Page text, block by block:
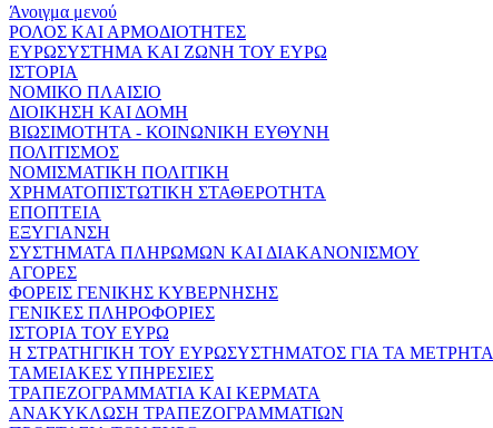
Άνοιγμα μενού
ΡΟΛΟΣ ΚΑΙ ΑΡΜΟΔΙΟΤΗΤΕΣ
ΕΥΡΩΣΥΣΤΗΜΑ ΚΑΙ ΖΩΝΗ ΤΟΥ ΕΥΡΩ
ΙΣΤΟΡΙΑ
ΝΟΜΙΚΟ ΠΛΑΙΣΙΟ
ΔΙΟΙΚΗΣΗ ΚΑΙ ΔΟΜΗ
ΒΙΩΣΙΜΟΤΗΤΑ - ΚΟΙΝΩΝΙΚΗ ΕΥΘΥΝΗ
ΠΟΛΙΤΙΣΜΟΣ
ΝΟΜΙΣΜΑΤΙΚΗ ΠΟΛΙΤΙΚΗ
ΧΡΗΜΑΤΟΠΙΣΤΩΤΙΚΗ ΣΤΑΘΕΡΟΤΗΤΑ
ΕΠΟΠΤΕΙΑ
ΕΞΥΓΙΑΝΣΗ
ΣΥΣΤΗΜΑΤΑ ΠΛΗΡΩΜΩΝ ΚΑΙ ΔΙΑΚΑΝΟΝΙΣΜΟΥ
ΑΓΟΡΕΣ
ΦΟΡΕΙΣ ΓΕΝΙΚΗΣ ΚΥΒΕΡΝΗΣΗΣ
ΓΕΝΙΚΕΣ ΠΛΗΡΟΦΟΡΙΕΣ
ΙΣΤΟΡΙΑ ΤΟΥ ΕΥΡΩ
Η ΣΤΡΑΤΗΓΙΚΗ ΤΟΥ ΕΥΡΩΣΥΣΤΗΜΑΤΟΣ ΓΙΑ ΤΑ ΜΕΤΡΗΤΑ
ΤΑΜΕΙΑΚΕΣ ΥΠΗΡΕΣΙΕΣ
ΤΡΑΠΕΖΟΓΡΑΜΜΑΤΙΑ ΚΑΙ ΚΕΡΜΑΤΑ
ΑΝΑΚΥΚΛΩΣΗ ΤΡΑΠΕΖΟΓΡΑΜΜΑΤΙΩΝ